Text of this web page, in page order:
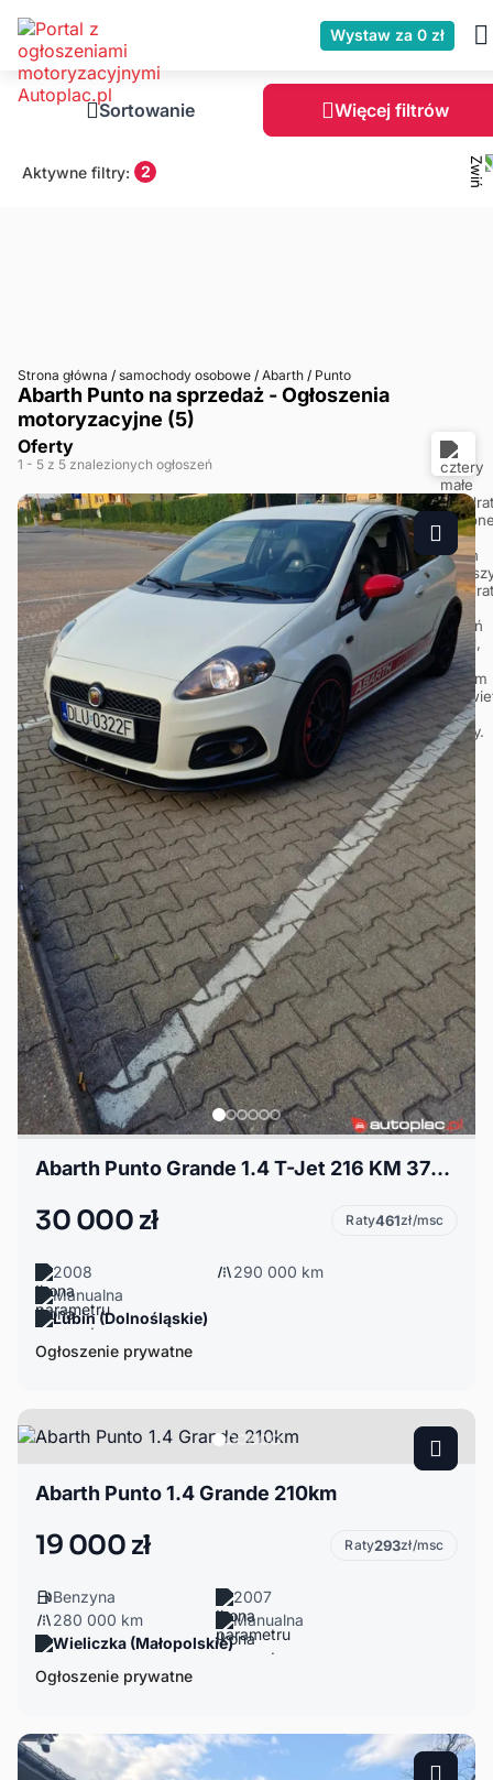
Wystaw za 0 zł
Sortowanie Więcej filtrów
Aktywne filtry: 2
Strona główna / samochody osobowe / Abarth / Punto
Abarth Punto na sprzedaż - Ogłoszenia
motoryzacyjne (5)
Oferty
1 - 5 z 5 znalezionych ogłoszeń
Abarth Punto Grande 1.4 T-Jet 216 KM 375 Nm GT1446 LPG
30 000 zł Raty461zł/msc
2008
290 000 km
Manualna
Lubin (Dolnośląskie)
Ogłoszenie prywatne
Abarth Punto 1.4 Grande 210km
19 000 zł Raty293zł/msc
Benzyna
2007
280 000 km
Manualna
Wieliczka (Małopolskie)
Ogłoszenie prywatne